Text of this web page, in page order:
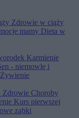
Zdrowie w ciąży
mamy Dieta w
Karmienie
- niemowlę i
Żywienie
Zdrowie Choroby
Kurs pierwszej
ząbki